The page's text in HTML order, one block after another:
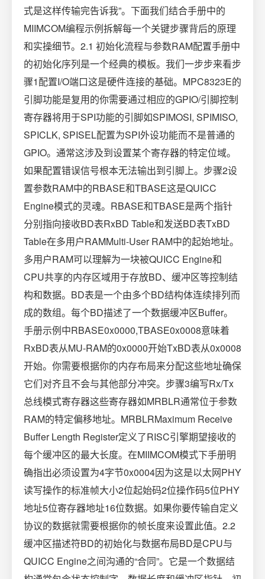
式是这样传输完告诉我”。下面我们结合手册中的
MIIMCOM编程示例拆解每一个关键步骤背后的原理
和实操细节。2.1 初始化流程与参数RAM配置手册中
的初始化序列是一个经典的模板。我们一步步来看步
骤1配置I/O端口这是硬件连接的基础。MPC8323E的
引脚功能是复用的你需要通过相应的GPIO/引脚控制
寄存器将用于SPI功能的引脚如SPIMOSI, SPIMISO,
SPICLK, SPISEL配置为SPI外设功能而不是普通的
GPIO。通常这涉及到设置某个寄存器的特定位域。
如果配置错误信号根本无法输出到引脚上。步骤2设
置参数RAM中的RBASE和TBASE这是QUICC
Engine模式的灵魂。RBASE和TBASE是两个指针
分别指向接收BD表RxBD Table和发送BD表TxBD
Table在多用户RAMMulti-User RAM中的起始地址。
多用户RAM可以理解为一块被QUICC Engine和
CPU共享的内存区域用于存放BD、缓冲区等控制结
构和数据。BD表是一个由多个BD结构体连续排列而
成的数组。每个BD描述了一个数据缓冲区Buffer。
手册示例中RBASE0x0000,TBASE0x0008意味着
RxBD表从MU-RAM的0x0000开始TxBD表从0x0008
开始。你需要根据你的内存布局来分配这些地址确保
它们对齐且不会与其他部分冲突。步骤3编写Rx/Tx
总线模式寄存器这些寄存器如MRBLR通常位于参数
RAM的特定偏移地址。MRBLRMaximum Receive
Buffer Length Register定义了RISC引擎期望接收的
每个缓冲区的最大长度。在MIIMCOM模式下手册明
确指出必须设置为4字节0x0004因为这是以太网PHY
读写操作的标准帧大小2位起始码2位操作码5位PHY
地址5位寄存器地址16位数据。如果你要传输自定义
协议的数据就需要根据你的帧长度来设置此值。2.2
缓冲区描述符BD的初始化与数据布局BD是CPU与
QUICC Engine之间沟通的“合同”。它是一个数据结